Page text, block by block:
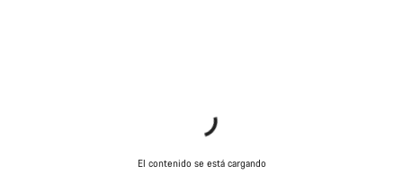
El contenido se está cargando